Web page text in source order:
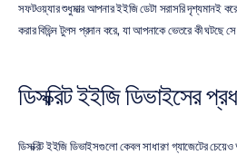
সফটওয়্যার শুধুমাত্র আপনার ইইজি ডেটা সরাসরি দৃশ্যমানই
করার বিভিন্ন টুলস প্রদান করে, যা আপনাকে ভেতরে কী ঘটছে
ডিসক্রিট ইইজি ডিভাইসের
ডিসক্রিট ইইজি ডিভাইসগুলো কেবল সাধারণ গ্যাজেটের